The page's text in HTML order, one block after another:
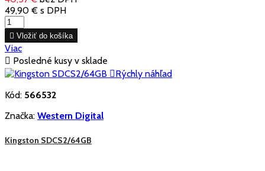
49,90 € s DPH
 Vložiť do košíka
Viac
 Posledné kusy v sklade
Rýchly náhľad
Kód: 566532
Značka: Western Digital
Kingston SDCS2/64GB